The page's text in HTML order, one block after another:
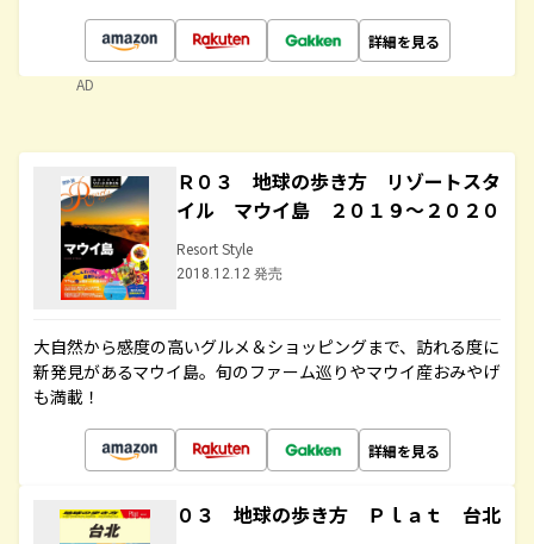
詳細を見る
AD
Ｒ０３ 地球の歩き方 リゾートスタ
イル マウイ島 ２０１９～２０２０
Resort Style
2018.12.12 発売
大自然から感度の高いグルメ＆ショッピングまで、訪れる度に
新発見があるマウイ島。旬のファーム巡りやマウイ産おみやげ
も満載！
詳細を見る
０３ 地球の歩き方 Ｐｌａｔ 台北